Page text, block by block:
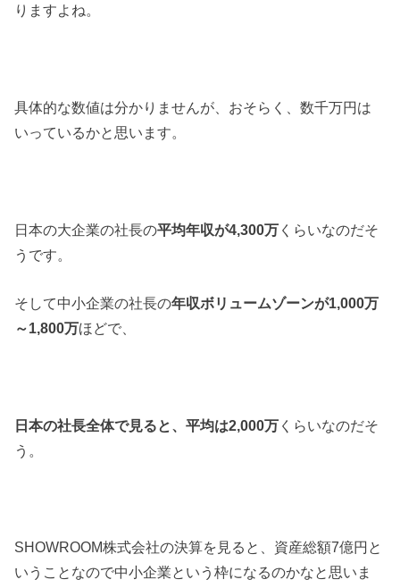
りますよね。
具体的な数値は分かりませんが、おそらく、数千万円は
いっているかと思います。
日本の大企業の社長の平均年収が4 ,300万 くらいなのだそ
うです。
そして中小企業の社長の年収ボリュームゾーンが1,000万
～1,800万ほどで、
日本の社長全体で見ると、平均は2,000万 くらいなのだそ
う。
SHOWROOM株式会社の決算を見ると、資産総額7億円と
いうことなので中小企業という枠になるのかなと思いま